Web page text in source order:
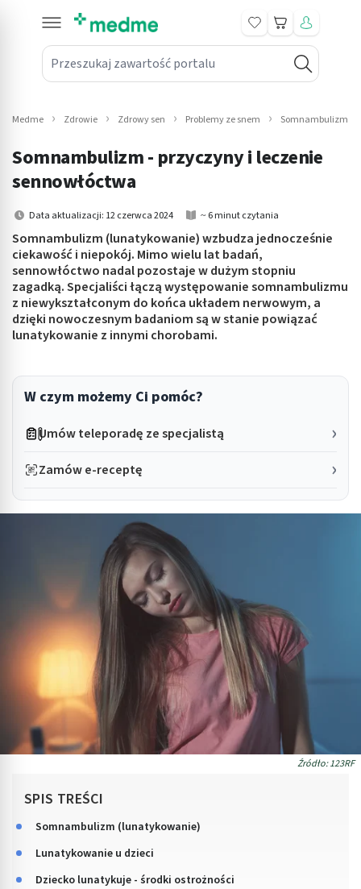
Przeszukaj zawartość portalu
Koszyk
submenu: Leki na receptę
submenu: Mama i dziecko
submenu: Kosmetyki
submenu: Higiena
submenu: Sprzęt medyczny
submenu: Intymne
Medme Zdrowie Zdrowy sen Problemy ze snem Somnambulizm -
Somnambulizm - przyczyny i leczenie
sennowłóctwa
Data aktualizacji: 12 czerwca 2024 ~ 6 minut czytania
Somnambulizm (lunatykowanie) wzbudza jednocześnie
ciekawość i niepokój. Mimo wielu lat badań,
sennowłóctwo nadal pozostaje w dużym stopniu
zagadką. Specjaliści łączą występowanie somnambulizmu
z niewykształconym do końca układem nerwowym, a
dzięki nowoczesnym badaniom są w stanie powiązać
lunatykowanie z innymi chorobami.
W czym możemy Ci pomóc?
Umów teleporadę ze specjalistą
Zamów e-receptę
Źródło: 123RF
SPIS TREŚCI
Somnambulizm (lunatykowanie)
Lunatykowanie u dzieci
Dziecko lunatykuje - środki ostrożności